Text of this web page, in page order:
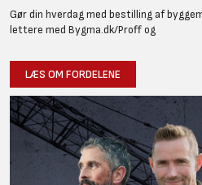
Gør din hverdag med bestilling af
lettere med Bygma.dk/Proff og
LÆS OM FORDELENE